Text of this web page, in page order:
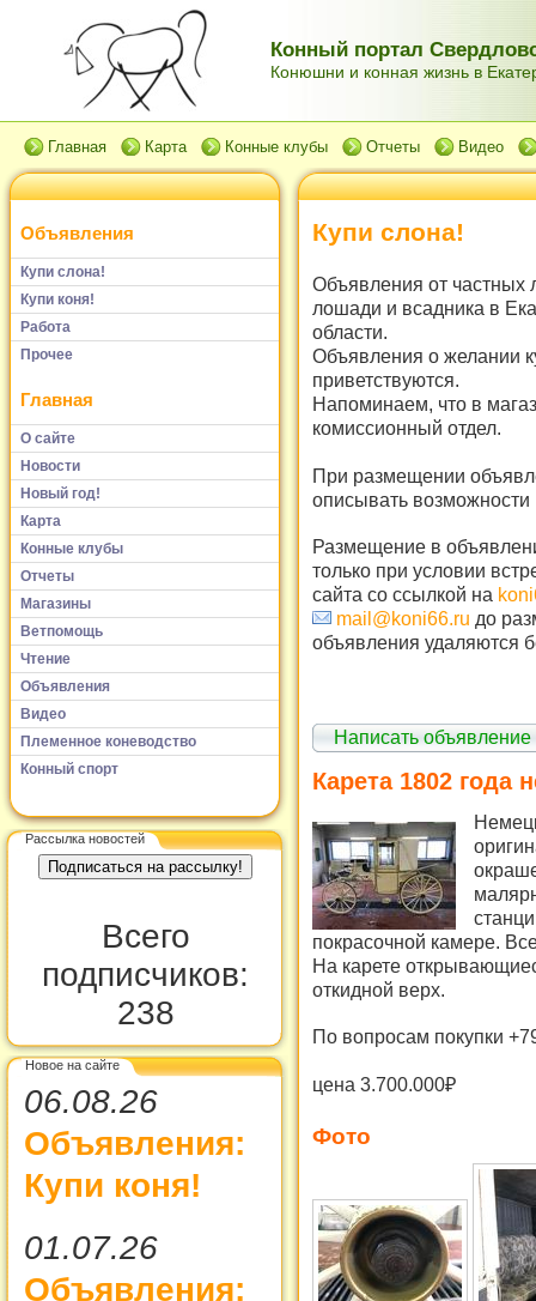
Конный портал
Конюшни и конная жизнь в
Главная Карта Конные клубы Отчеты Видео
Объявления
Купи слона!
Купи коня!
Работа
Прочее
Главная
О сайте
Новости
Новый год!
Карта
Конные клубы
Отчеты
Магазины
Ветпомощь
Чтение
Объявления
Видео
Племенное коневодство
Конный спорт
Рассылка новостей
Всего
подписчиков:
238
Новое на сайте
06.08.26
Объявления:
Купи коня!
01.07.26
Объявления:
Купи слона!
Объявления от частных
лошади и всадника в
области.
Объявления о желании
приветствуются.
Напоминаем, что в
комиссионный отдел.
При размещении
описывать возможности
Размещение в
только при условии
сайта со ссылкой на
mail@koni66.ru до
объявления удаляются
Написать объявление
Карета 1802 года
покрасочной камере.
На карете
откидной верх.
По вопросам покупки
цена 3.700.000₽
Фото